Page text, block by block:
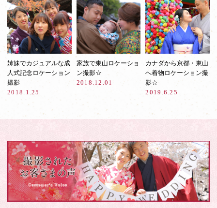
姉妹でカジュアルな成
人式記念ロケーション
撮影
2018.1.25
家族で東山ロケーショ
ン撮影☆
2018.12.01
カナダから京都・東山
へ着物ロケーション撮
影☆
2019.6.25